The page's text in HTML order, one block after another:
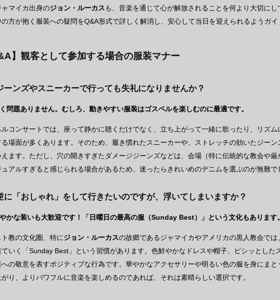
マイカ出身のジョン・ルーカスも、音楽を通じて心が解放されることを何より大切にし
方が抱く服装への疑問をQ&A形式で詳しく解消し、安心して当日を迎えられるようガイ
】観客として参加する場合の服装マナー
ーンズやスニーカーで行っても失礼になりませんか？
問題ありません。むしろ、動きやすい服装はゴスペルを楽しむのに最適です。
ルコンサートでは、座って静かに聴くだけでなく、立ち上がって一緒に歌ったり、リズ
る場面が多くあります。そのため、履き慣れたスニーカーや、ストレッチの効いたジー
ます。ただし、穴の開きすぎたダメージジーンズなどは、会場（特に伝統的な教会や
ュアルすぎると感じられる場合があるため、迷ったらきれいめのデニムを選ぶのが無難で
に「おしゃれ」をして行きたいのですが、浮いてしまいますか？
かな装いも大歓迎です！「日曜日の最高の服（Sunday Best）」という文化もあります。
ト教の文化圏、特にジョン・ルーカスの故郷であるジャマイカやアメリカの黒人教会で
ていく「Sunday Best」という習慣があります。色鮮やかなドレスや帽子、ピシッとした
の敬意を表すポジティブな行為です。華やかなアクセサリーや明るい色の服を身にま
り、よりパワフルに音楽を楽しめるのであれば、それは素晴らしい選択です。